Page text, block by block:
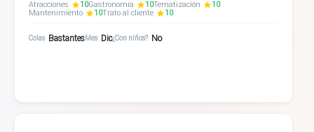
Atracciones 10Gastronomía 10Tematización
10
Mantenimiento
10Trato al cliente 10
Colas BastantesMes Dic¿Con niños? No